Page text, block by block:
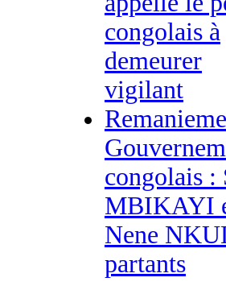
congolais à
demeurer
vigilant
congolais :
MBIKAYI
Nene
partants